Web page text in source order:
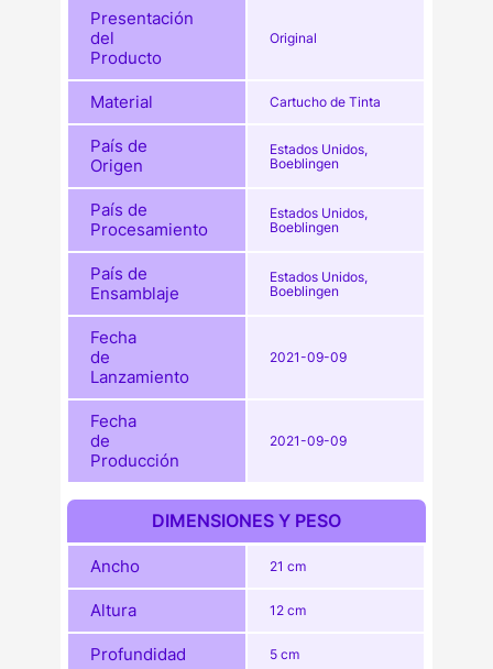
Presentación
del
Producto
Original
Material Cartucho de Tinta
País de
Origen
Estados Unidos,
Boeblingen
País de
Procesamiento
Estados Unidos,
Boeblingen
País de
Ensamblaje
Estados Unidos,
Boeblingen
Fecha
de
Lanzamiento
2021-09-09
Fecha
de
Producción
2021-09-09
DIMENSIONES Y PESO
Ancho 21 cm
Altura 12 cm
Profundidad 5 cm